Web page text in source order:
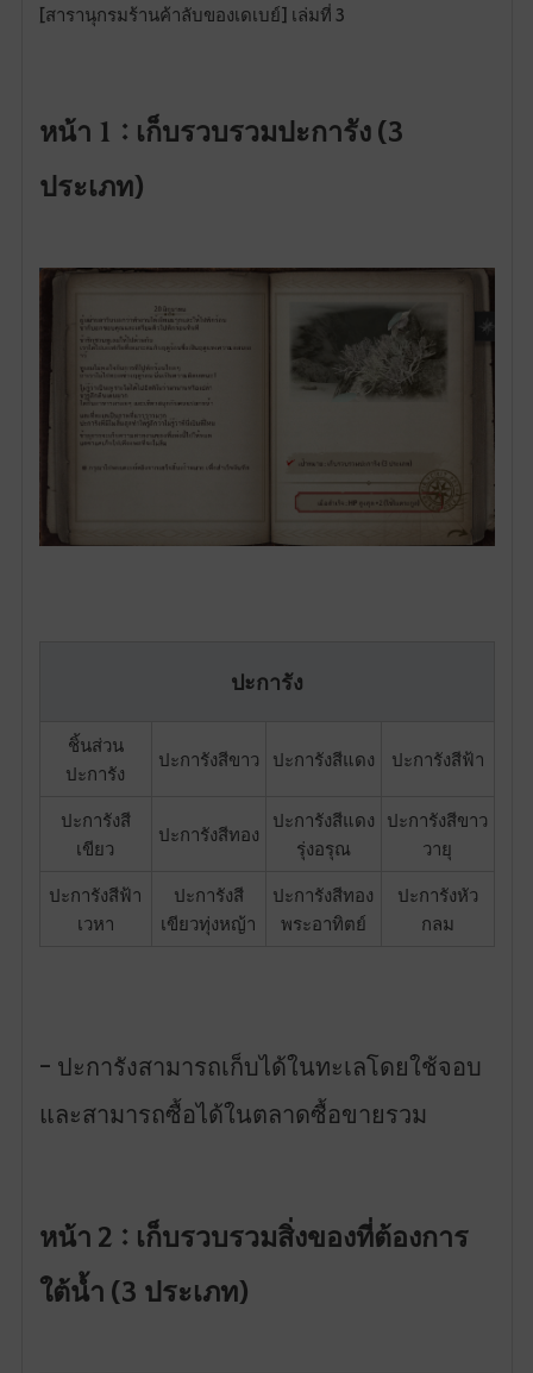
[สารานุกรมร้านค้าลับของเดเบย์] เล่มที่ 3
หน้า 1 : เก็บรวบรวมปะการัง (3
ประเภท)
ปะการัง
ชิ้นส่วน
ปะการัง
ปะการังสีขาว ปะการังสีแดง ปะการังสีฟ้า
ปะการังสี
เขียว
ปะการังสีทอง
ปะการังสีแดง
รุ่งอรุณ
ปะการังสีขาว
วายุ
ปะการังสีฟ้า
เวหา
ปะการังสี
เขียวทุ่งหญ้า
ปะการังสีทอง
พระอาทิตย์
ปะการังหัว
กลม
- ปะการังสามารถเก็บได้ในทะเลโดยใช้จอบ
และสามารถซื้อได้ในตลาดซื้อขายรวม
หน้า 2 : เก็บรวบรวมสิ่งของที่ต้องการ
ใต้น้ำ (3 ประเภท)